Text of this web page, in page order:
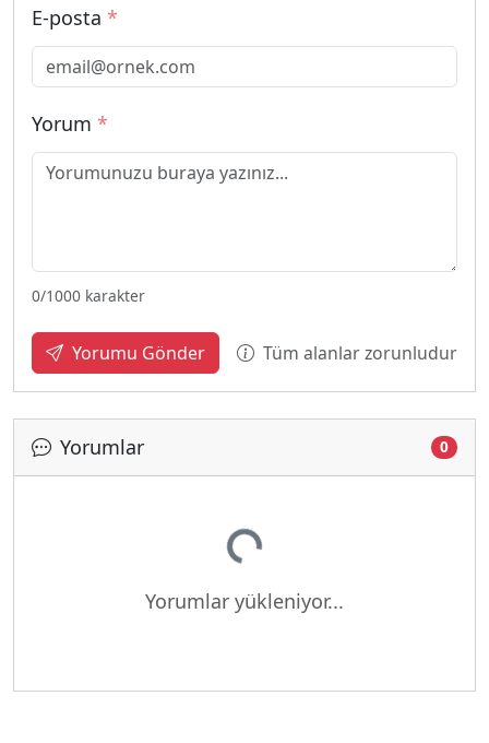
E-posta *
Yorum *
0/1000 karakter
Yorumu Gönder Tüm alanlar zorunludur
Yorumlar 0
Yükleniyor...
Yorumlar yükleniyor...